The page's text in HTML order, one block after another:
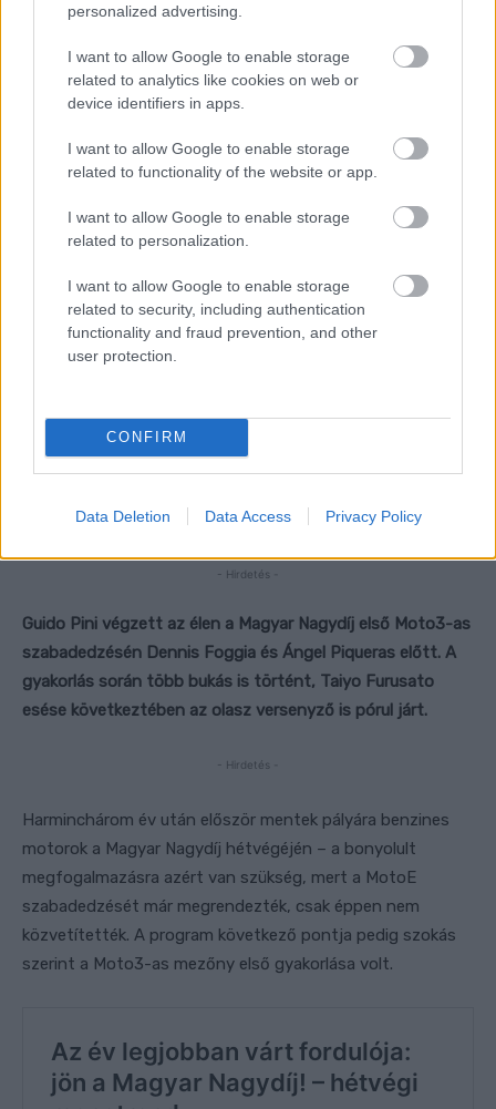
personalized advertising.
I want to allow Google to enable storage
related to analytics like cookies on web or
device identifiers in apps.
I want to allow Google to enable storage
related to functionality of the website or app.
I want to allow Google to enable storage
related to personalization.
I want to allow Google to enable storage
related to security, including authentication
functionality and fraud prevention, and other
user protection.
CONFIRM
Data Deletion Data Access Privacy Policy